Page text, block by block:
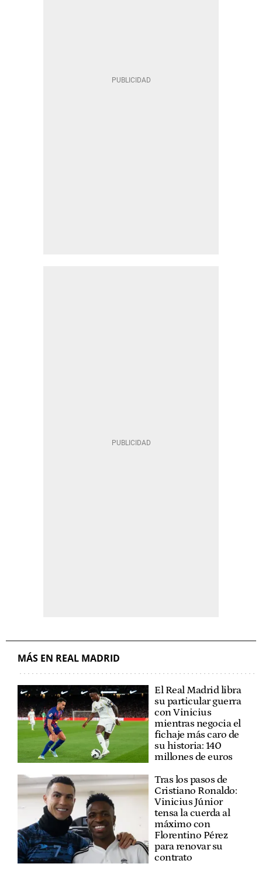
MÁS EN REAL MADRID
El Real Madrid libra
su particular guerra
con Vinicius
mientras negocia el
fichaje más caro de
su historia: 140
millones de euros
Tras los pasos de
Cristiano Ronaldo:
Vinicius Júnior
tensa la cuerda al
máximo con
Florentino Pérez
para renovar su
contrato